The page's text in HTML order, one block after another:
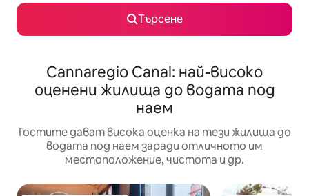
Търсене
Cannaregio Canal: най-високо
оценени жилища до водата под
наем
Гостите дават висока оценка на тези жилища до
водата под наем заради отличното им
местоположение, чистота и др.